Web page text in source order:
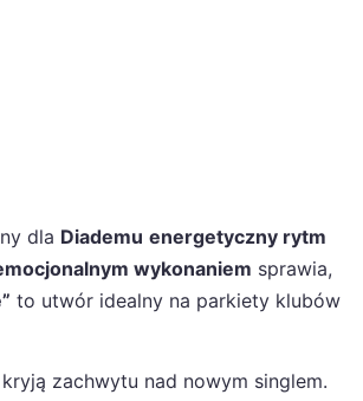
dla Diademu energetyczny rytm
wykonaniem sprawia,
to utwór idealny na parkiety klubów
kryją zachwytu nad nowym singlem.